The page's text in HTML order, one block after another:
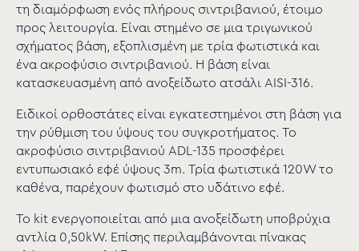
τη διαμόρφωση ενός πλήρους σιντριβανιού, έτοιμο
προς λειτουργία. Είναι στημένο σε μια τριγωνικού
σχήματος βάση, εξοπλισμένη με τρία φωτιστικά και
ένα ακροφύσιο σιντριβανιού. Η βάση είναι
κατασκευασμένη από ανοξείδωτο ατσάλι AISI-316.
Ειδικοί ορθοστάτες είναι εγκατεστημένοι στη βάση για
την ρύθμιση του ύψους του συγκροτήματος. Το
ακροφύσιο σιντριβανιού ADL-135 προσφέρει
εντυπωσιακό εφέ ύψους 3m. Τρία φωτιστικά 120W το
καθένα, παρέχουν φωτισμό στο υδάτινο εφέ.
Το kit ενεργοποιείται από μια ανοξείδωτη υποβρύχια
αντλία 0,50kW. Επίσης περιλαμβάνονται πίνακας